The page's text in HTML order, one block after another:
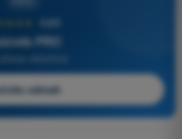
4,6/5
PRO
odmah